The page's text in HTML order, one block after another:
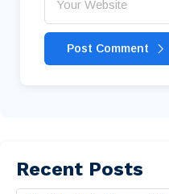
Post Comment
Recent Posts